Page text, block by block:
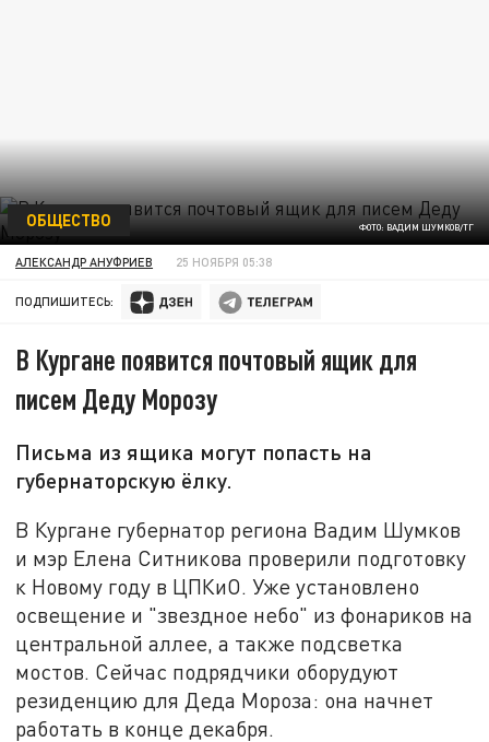
ФОТО: ВАДИМ ШУМКОВ/ТГ
ОБЩЕСТВО
АЛЕКСАНДР АНУФРИЕВ 25 НОЯБРЯ 05:38
ПОДПИШИТЕСЬ:
В Кургане появится почтовый ящик для
писем Деду Морозу
Письма из ящика могут попасть на
губернаторскую ёлку.
В Кургане губернатор региона Вадим Шумков
и мэр Елена Ситникова проверили подготовку
к Новому году в ЦПКиО. Уже установлено
освещение и "звездное небо" из фонариков на
центральной аллее, а также подсветка
мостов. Сейчас подрядчики оборудуют
резиденцию для Деда Мороза: она начнет
работать в конце декабря.